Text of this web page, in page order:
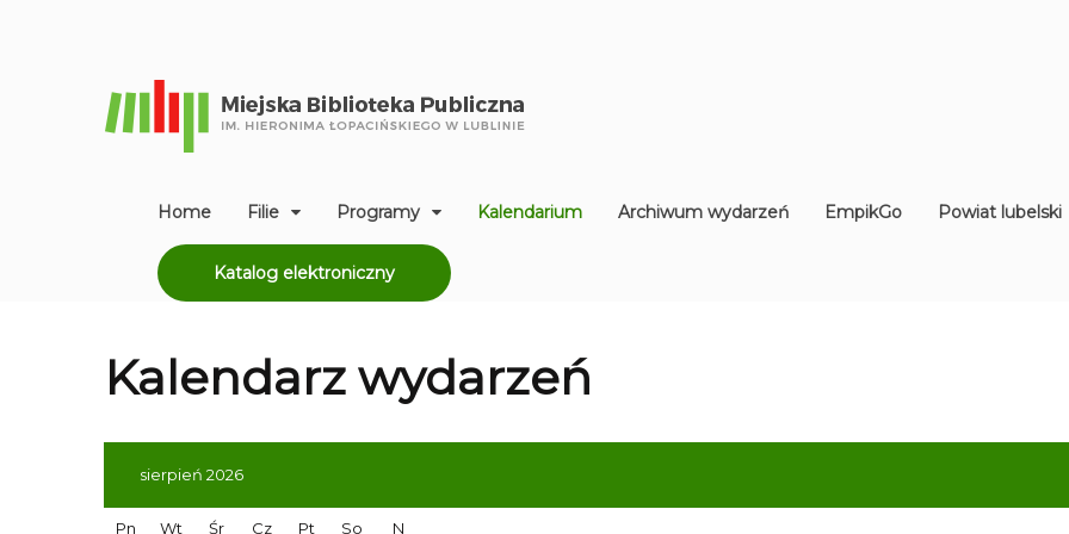
Home Filie Programy Kalendarium Archiwum wydarzeń EmpikGo Powiat lubelski
Katalog elektroniczny
Kalendarz wydarzeń
sierpień 2026
Pn Wt Śr Cz Pt So N